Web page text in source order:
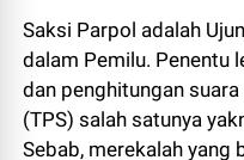
Saksi Parpol adalah
dalam Pemilu. Penentu
dan penghitungan
(TPS) salah satunya
Sebab, merekalah yang